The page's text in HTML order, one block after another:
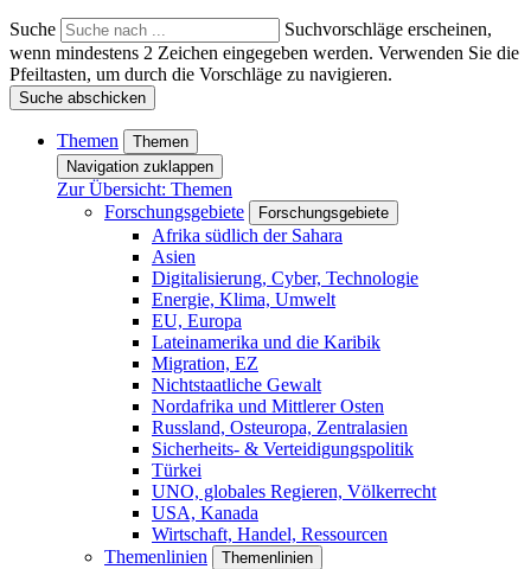
Suche
Suchvorschläge erscheinen,
wenn mindestens 2 Zeichen eingegeben werden. Verwenden Sie die
Pfeiltasten, um durch die Vorschläge zu navigieren.
Suche abschicken
Themen
Themen
Navigation zuklappen
Zur Übersicht: Themen
Forschungsgebiete
Forschungsgebiete
Afrika südlich der Sahara
Asien
Digitalisierung, Cyber, Technologie
Energie, Klima, Umwelt
EU, Europa
Lateinamerika und die Karibik
Migration, EZ
Nichtstaatliche Gewalt
Nordafrika und Mittlerer Osten
Russland, Osteuropa, Zentralasien
Sicherheits- & Verteidigungspolitik
Türkei
UNO, globales Regieren, Völkerrecht
USA, Kanada
Wirtschaft, Handel, Ressourcen
Themenlinien
Themenlinien